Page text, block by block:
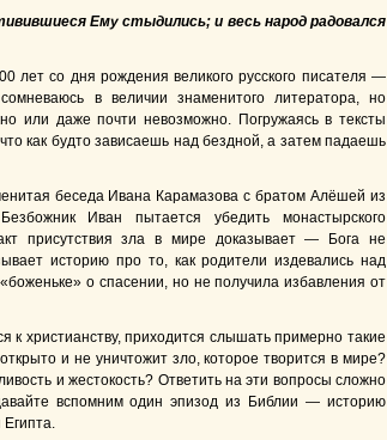
Ему стыдились; и весь народ радовался
лет со дня рождения великого русского писателя —
в величии знаменитого литератора, но
или даже почти невозможно. Погружаясь в тексты
как будто зависаешь над бездной, а затем падаешь
беседа Ивана Карамазова с братом Алёшей из
Иван пытается убедить монастырского
присутствия зла в мире доказывает — Бога не
историю про то, как родители издевались над
о спасении, но не получила избавления от
к христианству, приходится слышать примерно такие
и не уничтожит зло, которое творится в мире?
и жестокость? Ответить на эти вопросы сложно
вспомним один эпизод из Библии — историю